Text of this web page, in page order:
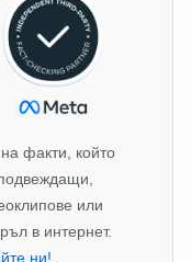
факти, който
или
в интернет.
ни!